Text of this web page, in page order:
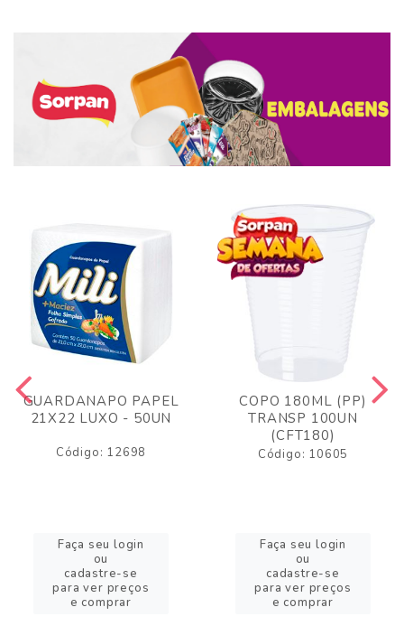
GUARDANAPO PAPEL
21X22 LUXO - 50UN
Código: 12698
Faça seu login
ou
cadastre-se
para ver preços
e comprar
COPO 180ML (PP)
TRANSP 100UN
(CFT180)
Código: 10605
Faça seu login
ou
cadastre-se
para ver preços
e comprar